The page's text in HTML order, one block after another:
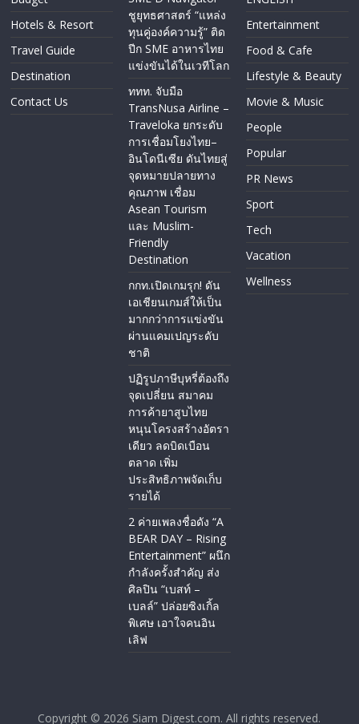
Hotels & Resort
Travel Guide
Destination
Contact Us
ชูยุทธศาสตร์ “แหล่ง
ทุนคู่องค์ความรู้” ติด
ปีก SME อาหารไทย
แข่งขันได้ในเวทีโลก
ททท. จับมือ
TransNusa Airline –
Traveloka ยกระดับ
การเชื่อมโยงไทย–
อินโดนีเซีย ดันไทยสู่
จุดหมายปลายทาง
คุณภาพ เชื่อม
Asean Tourism
และ Muslim-
Friendly
Destination
กกท.เปิดเกมรุก! ดัน
เอเชียนเกมส์ให้เป็น
มากกว่าการแข่งขัน
ผ่านแคมเปญระดับ
ชาติ
ปฏิรูปภาษีบุหรี่ต้องถึง
จุดเปลี่ยน สมาคม
การค้ายาสูบไทย
หนุนโครงสร้างอัตรา
เดียว ลดบิดเบือน
ตลาด เพิ่ม
ประสิทธิภาพจัดเก็บ
รายได้
2 ค่ายเพลงชื่อดัง “A
BEAR DAY – Rising
Entertainment” ผนึก
กำลังครั้งสำคัญ ส่ง
ศิลปิน “เบสท์ –
เบลล์” ปล่อยซิงเกิ้ล
พิเศษ เอาใจคนอิน
เลิฟ
Entertainment
Food & Cafe
Lifestyle & Beauty
Movie & Music
People
Popular
PR News
Sport
Tech
Vacation
Wellness
Copyright © 2026 Siam Digest.com. All rights reserved.